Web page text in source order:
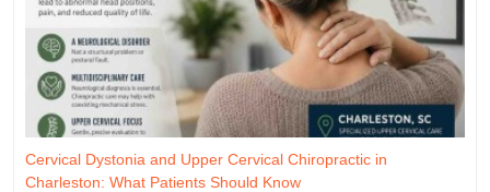
Cervical Dystonia and Upper Cervical Chiropractic in
Charleston: What Patients Should Know